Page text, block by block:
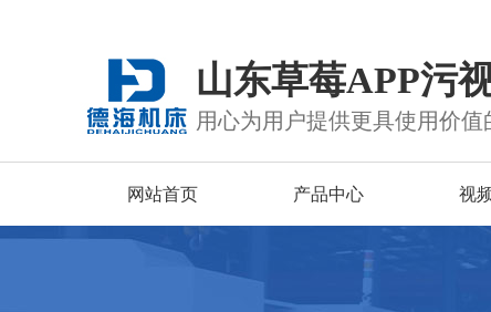
山东草莓APP污
用心为用户提供更具使用价值
网站首页 产品中心 视